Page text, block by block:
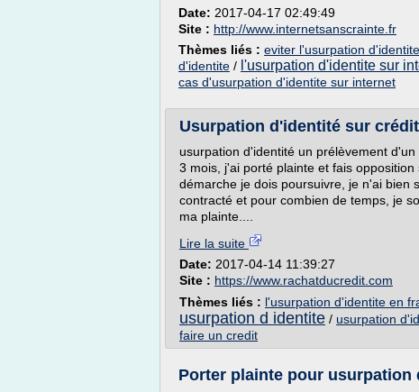
Date: 2017-04-17 02:49:49
Site : http://www.internetsanscrainte.fr
Thèmes liés : eviter l'usurpation
d'identite / l'usurpation d'identite sur
cas d'usurpation d'identite sur internet
Usurpation d'identité sur
usurpation d'identité un prélèvement
3 mois, j'ai porté plainte et fais
démarche je dois poursuivre, je n'ai bien
contracté et pour combien de temps, je
ma plainte....
Lire la suite
Date: 2017-04-14 11:39:27
Site : https://www.rachatducredit.com
Thèmes liés : l'usurpation d'identite en
usurpation d identite / usurpation
faire un credit
Porter plainte pour usurpation